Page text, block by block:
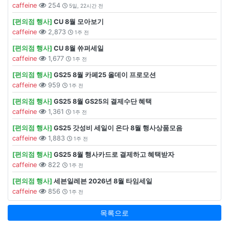
caffeine
254 5일, 22시간 전
[편의점 행사] CU 8월 모아보기
caffeine
2,873 1주 전
[편의점 행사] CU 8월 쓔퍼세일
caffeine
1,677 1주 전
[편의점 행사] GS25 8월 카페25 올데이 프로모션
caffeine
959 1주 전
[편의점 행사] GS25 8월 GS25의 결제수단 혜택
caffeine
1,361 1주 전
[편의점 행사] GS25 갓성비 세일이 온다 8월 행사상품모음
caffeine
1,883 1주 전
[편의점 행사] GS25 8월 행사카드로 결제하고 혜택받자
caffeine
822 1주 전
[편의점 행사] 세븐일레븐 2026년 8월 타임세일
caffeine
856 1주 전
목록으로